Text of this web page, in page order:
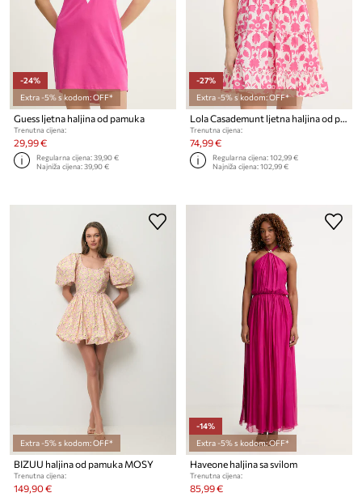
-24%
Extra -5% s kodom: OFF*
Guess ljetna haljina od pamuka
Trenutna cijena:
29,99 €
Regularna cijena:39,90 €
Najniža cijena:39,90 €
-27%
Extra -5% s kodom: OFF*
Lola Casademunt ljetna haljina od pamuka
Trenutna cijena:
74,99 €
Regularna cijena:102,99 €
Najniža cijena:102,99 €
Extra -5% s kodom: OFF*
BIZUU haljina od pamuka MOSY
Trenutna cijena:
149,90 €
-14%
Extra -5% s kodom: OFF*
Haveone haljina sa svilom
Trenutna cijena:
85,99 €